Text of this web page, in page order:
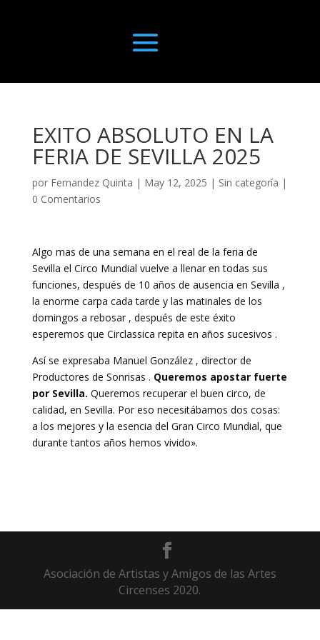
EXITO ABSOLUTO EN LA
FERIA DE SEVILLA 2025
por Fernandez Quinta | May 12, 2025 | Sin categoría |
0 Comentarios
Algo mas de una semana en el real de la feria de
Sevilla el Circo Mundial vuelve a llenar en todas sus
funciones, después de 10 años de ausencia en Sevilla ,
la enorme carpa cada tarde y las matinales de los
domingos a rebosar , después de este éxito
esperemos que Circlassica repita en años sucesivos .
Así se expresaba Manuel González , director de
Productores de Sonrisas . Queremos apostar fuerte
por Sevilla. Queremos recuperar el buen circo, de
calidad, en Sevilla. Por eso necesitábamos dos cosas:
a los mejores y la esencia del Gran Circo Mundial, que
durante tantos años hemos vivido».
Asociación de Artistas y Amigos de las Artes
Circenses 2020.